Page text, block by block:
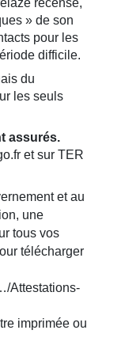
recense,
» de son
pour les
difficile.
du
les seuls
assurés.
et sur TER
et au
une
tous vos
télécharger
Attestations-
imprimée ou